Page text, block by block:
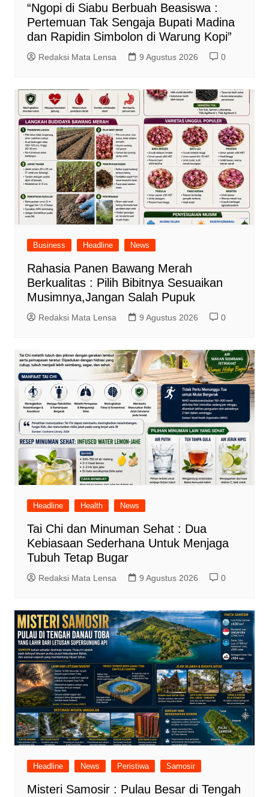
“Ngopi di Siabu Berbuah Beasiswa :
Pertemuan Tak Sengaja Bupati Madina
dan Rapidin Simbolon di Warung Kopi”
Redaksi Mata Lensa 9 Agustus 2026 0
Business Headline News
Rahasia Panen Bawang Merah
Berkualitas : Pilih Bibitnya Sesuaikan
Musimnya,Jangan Salah Pupuk
Redaksi Mata Lensa 9 Agustus 2026 0
Headline Health News
Tai Chi dan Minuman Sehat : Dua
Kebiasaan Sederhana Untuk Menjaga
Tubuh Tetap Bugar
Redaksi Mata Lensa 9 Agustus 2026 0
Headline News Peristiwa Samosir
Misteri Samosir : Pulau Besar di Tengah